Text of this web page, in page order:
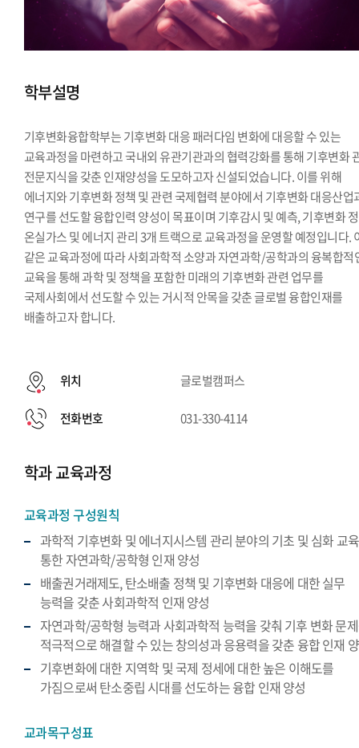
학부설명
기후변화융합학부는 기후변화 대응 패러다임 변화에 대응할 수 있는
교육과정을 마련하고 국내외 유관기관과의 협력강화를 통해 기후변화
전문지식을 갖춘 인재양성을 도모하고자 신설되었습니다. 이를 위해
에너지와 기후변화 정책 및 관련 국제협력 분야에서 기후변화 대응산업
연구를 선도할 융합인력 양성이 목표이며 기후감시 및 예측, 기후변화
온실가스 및 에너지 관리 3개 트랙으로 교육과정을 운영할 예정입니다.
같은 교육과정에 따라 사회과학적 소양과 자연과학/공학과의 융복합적
교육을 통해 과학 및 정책을 포함한 미래의 기후변화 관련 업무를
국제사회에서 선도할 수 있는 거시적 안목을 갖춘 글로벌 융합인재를
배출하고자 합니다.
위치 글로벌캠퍼스
전화번호 031-330-4114
학과 교육과정
교육과정 구성원칙
과학적 기후변화 및 에너지시스템 관리 분야의 기초 및 심화 교
통한 자연과학/공학형 인재 양성
배출권거래제도, 탄소배출 정책 및 기후변화 대응에 대한 실무
능력을 갖춘 사회과학적 인재 양성
자연과학/공학형 능력과 사회과학적 능력을 갖춰 기후 변화 문
적극적으로 해결할 수 있는 창의성과 응용력을 갖춘 융합 인재
기후변화에 대한 지역학 및 국제 정세에 대한 높은 이해도를
가짐으로써 탄소중립 시대를 선도하는 융합 인재 양성
교과목구성표